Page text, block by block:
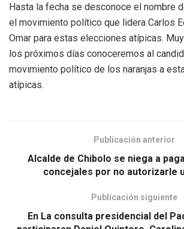
Hasta la fecha se desconoce el nombre
el movimiento político que lidera Carlos
Omar para estas elecciones atípicas.
los próximos días conoceremos al
movimiento político de los naranjas a
atípicas.
Publicación anterior
Alcalde de Chibolo se niega a
concejales por no autorizarle
Publicación siguiente
En La consulta presidencial del